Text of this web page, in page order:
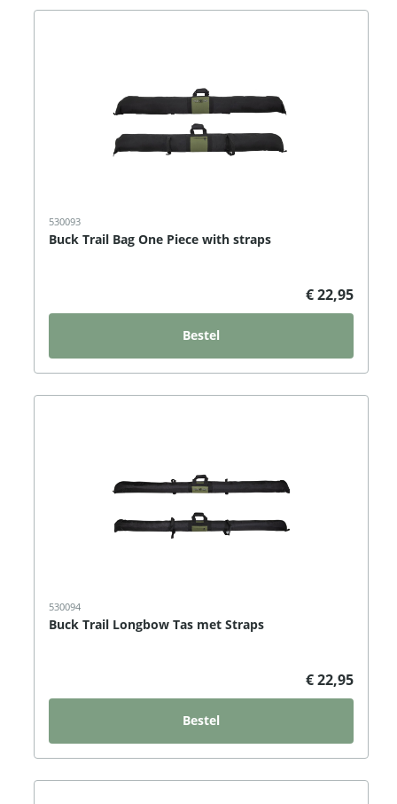
530093
Buck Trail Bag One Piece with straps
€ 22,95
Bestel
530094
Buck Trail Longbow Tas met Straps
€ 22,95
Bestel